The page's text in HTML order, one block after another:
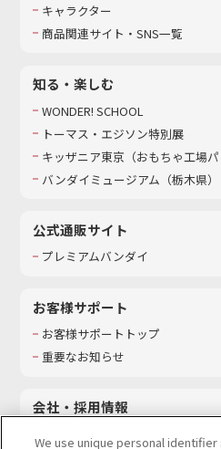
キャラクター
商品関連サイト・SNS一覧
知る・楽しむ
WONDER! SCHOOL
トーマス・エジソン特別展
キッザニア東京（おもちゃ工場パ
バンダイミュージアム（栃木県）
公式通販サイト
プレミアムバンダイ
お客様サポート
お客様サポートトップ
重要なお知らせ
会社・採用情報
We use unique personal